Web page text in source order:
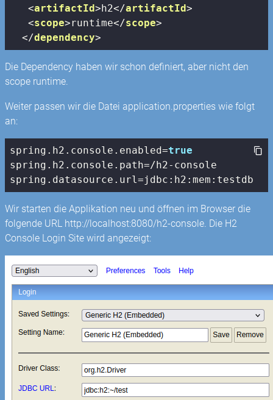
<artifactId>h2</artifactId>
<scope>runtime</scope>
</dependency>
Die Dependency haben wir schon definiert, aber nicht den
scope runtime.
Weiter passen wir die Datei application.properties wie folgt
an:
spring.h2. console .enabled=true
spring.h2. console .path=/h2- console
spring.datasource.url=jdbc:h2:mem:testdb
Wir starten die Applikation neu und öffnen im Browser die
folgende URL http://localhost:8080/h2-console. Die H2
Console Login Site wird angezeigt: